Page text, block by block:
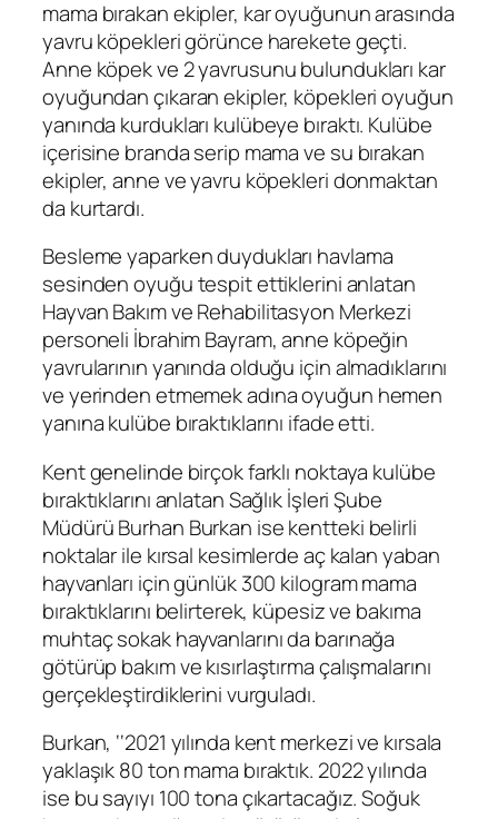
mama bırakan ekipler, kar oyuğunun arasında
yavru köpekleri görünce harekete geçti.
Anne köpek ve 2 yavrusunu bulundukları kar
oyuğundan çıkaran ekipler, köpekleri oyuğun
yanında kurdukları kulübeye bıraktı. Kulübe
içerisine branda serip mama ve su bırakan
ekipler, anne ve yavru köpekleri donmaktan
da kurtardı.
Besleme yaparken duydukları havlama
sesinden oyuğu tespit ettiklerini anlatan
Hayvan Bakım ve Rehabilitasyon Merkezi
personeli İbrahim Bayram, anne köpeğin
yavrularının yanında olduğu için almadıklarını
ve yerinden etmemek adına oyuğun hemen
yanına kulübe bıraktıklarını ifade etti.
Kent genelinde birçok farklı noktaya kulübe
bıraktıklarını anlatan Sağlık İşleri Şube
Müdürü Burhan Burkan ise kentteki belirli
noktalar ile kırsal kesimlerde aç kalan yaban
hayvanları için günlük 300 kilogram mama
bıraktıklarını belirterek, küpesiz ve bakıma
muhtaç sokak hayvanlarını da barınağa
götürüp bakım ve kısırlaştırma çalışmalarını
gerçekleştirdiklerini vurguladı.
Burkan, ‘‘2021 yılında kent merkezi ve kırsala
yaklaşık 80 ton mama bıraktık. 2022 yılında
ise bu sayıyı 100 tona çıkartacağız. Soğuk